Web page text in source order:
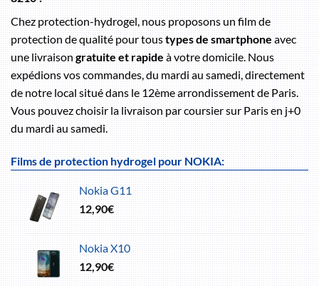
Chez protection-hydrogel, nous proposons un film de
protection de qualité pour toustypes de smartphoneavec
une livraisongratuite et rapideà votre domicile. Nous
expédions vos commandes, du mardi au samedi, directement
de notre local situé dans le 12ème arrondissement de Paris.
Vous pouvez choisir la livraison par coursier sur Paris en j+0
du mardi au samedi.
Films de protection hydrogel pour NOKIA:
Nokia G11
12,90€
Nokia X10
12,90€